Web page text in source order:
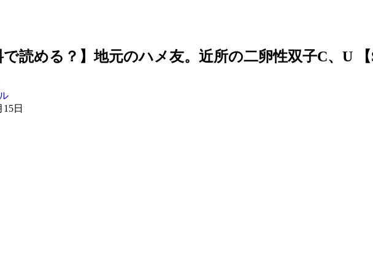
で読める？】地元のハメ友。近所の二卵性双子C、U 【
15日